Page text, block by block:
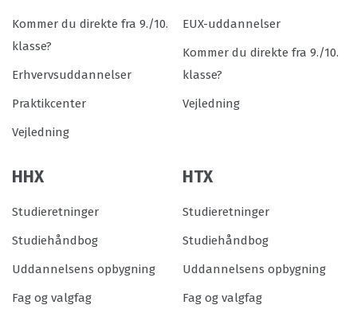
Kommer du direkte fra 9./10.
klasse?
Erhvervsuddannelser
Praktikcenter
Vejledning
EUX-uddannelser
Kommer du direkte fra 9./10.
klasse?
Vejledning
HHX
Studieretninger
Studiehåndbog
Uddannelsens opbygning
Fag og valgfag
HTX
Studieretninger
Studiehåndbog
Uddannelsens opbygning
Fag og valgfag